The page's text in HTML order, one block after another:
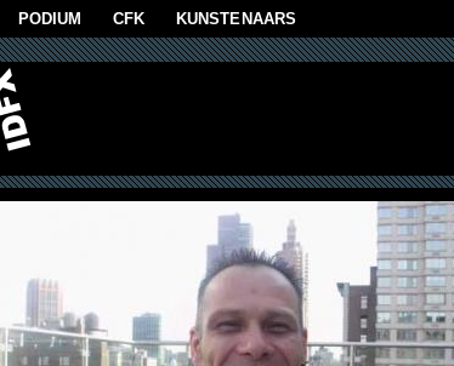
content
PODIUM CFK KUNSTENAARS